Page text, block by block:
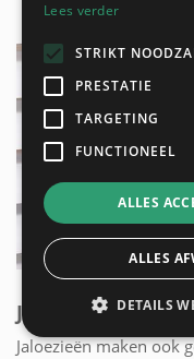
JALOEZIEËN EN
Jaloezieën maken ook
Lees verder
STRIKT
PRESTATIE
TARGETING
FUNCTIONEEL
ALLES
ALLES
DETAILS